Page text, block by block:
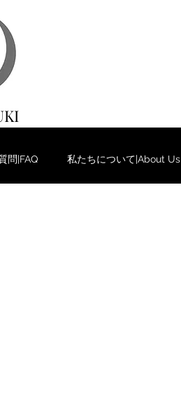
問|FAQ 私たちについて|About Us